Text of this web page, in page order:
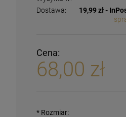
Dostawa:
19,99 zł-
Cena:
68,00 zł
* Rozmiar: